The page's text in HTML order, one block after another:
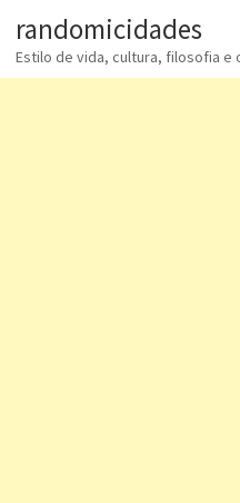
randomicidades
Estilo de vida, cultura, filosofia e